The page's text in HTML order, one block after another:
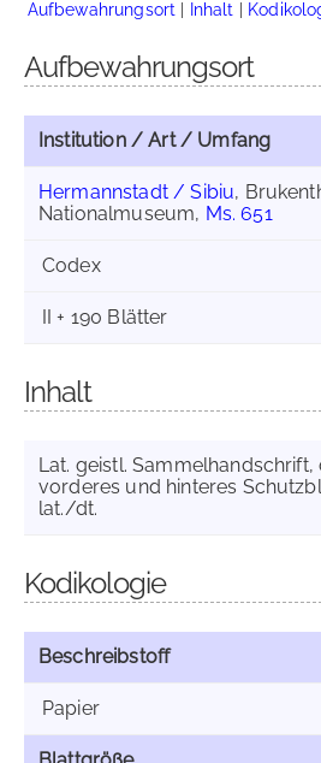
Aufbewahrungsort | Inhalt |
Aufbewahrungsort
Institution / Art / Umfang
Hermannstadt / Sibiu,
Nationalmuseum, Ms. 651
Codex
II + 190 Blätter
Inhalt
Lat. geistl. Sammelhandschrift,
vorderes und hinteres
lat./dt.
Kodikologie
Beschreibstoff
Papier